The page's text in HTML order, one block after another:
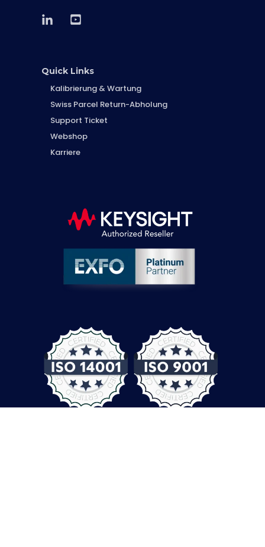
Quick Links
Kalibrierung & Wartung
Swiss Parcel Return-Abholung
Support Ticket
Webshop
Karriere